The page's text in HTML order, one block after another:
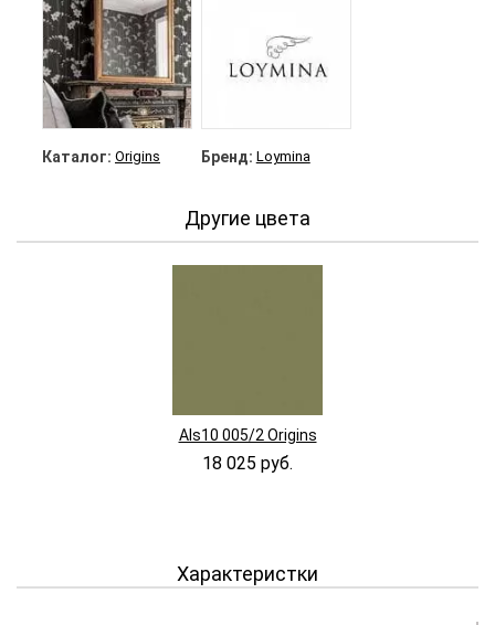
Каталог: Origins Бренд: Loymina
Другие цвета
Als10 005/2 Origins
18 025 руб.
Характеристки